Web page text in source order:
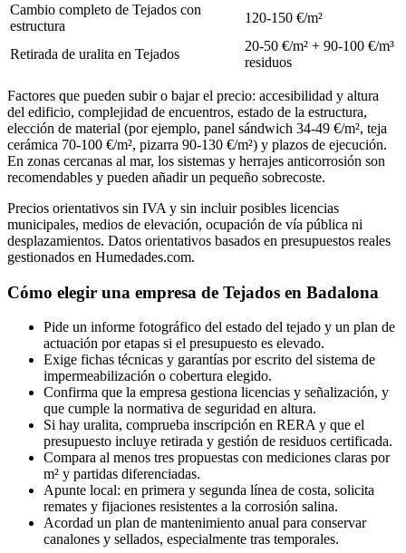
Cambio completo de Tejados con
estructura
120-150 €/m²
Retirada de uralita en Tejados
20-50 €/m² + 90-100 €/m³
residuos
Factores que pueden subir o bajar el precio: accesibilidad y altura
del edificio, complejidad de encuentros, estado de la estructura,
elección de material (por ejemplo, panel sándwich 34-49 €/m², teja
cerámica 70-100 €/m², pizarra 90-130 €/m²) y plazos de ejecución.
En zonas cercanas al mar, los sistemas y herrajes anticorrosión son
recomendables y pueden añadir un pequeño sobrecoste.
Precios orientativos sin IVA y sin incluir posibles licencias
municipales, medios de elevación, ocupación de vía pública ni
desplazamientos. Datos orientativos basados en presupuestos reales
gestionados en Humedades.com.
Cómo elegir una empresa de Tejados en Badalona
Pide un informe fotográfico del estado del tejado y un plan de
actuación por etapas si el presupuesto es elevado.
Exige fichas técnicas y garantías por escrito del sistema de
impermeabilización o cobertura elegido.
Confirma que la empresa gestiona licencias y señalización, y
que cumple la normativa de seguridad en altura.
Si hay uralita, comprueba inscripción en RERA y que el
presupuesto incluye retirada y gestión de residuos certificada.
Compara al menos tres propuestas con mediciones claras por
m² y partidas diferenciadas.
Apunte local: en primera y segunda línea de costa, solicita
remates y fijaciones resistentes a la corrosión salina.
Acordad un plan de mantenimiento anual para conservar
canalones y sellados, especialmente tras temporales.